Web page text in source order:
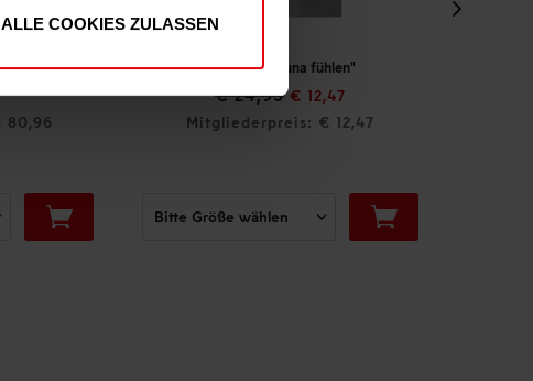
ALLE COOKIES ZULASSEN
T-Shirt "Fortuna fühlen"
€ 24,95 € 12,47
Mitgliederpreis: € 12,47
Mitgliederpreis: €